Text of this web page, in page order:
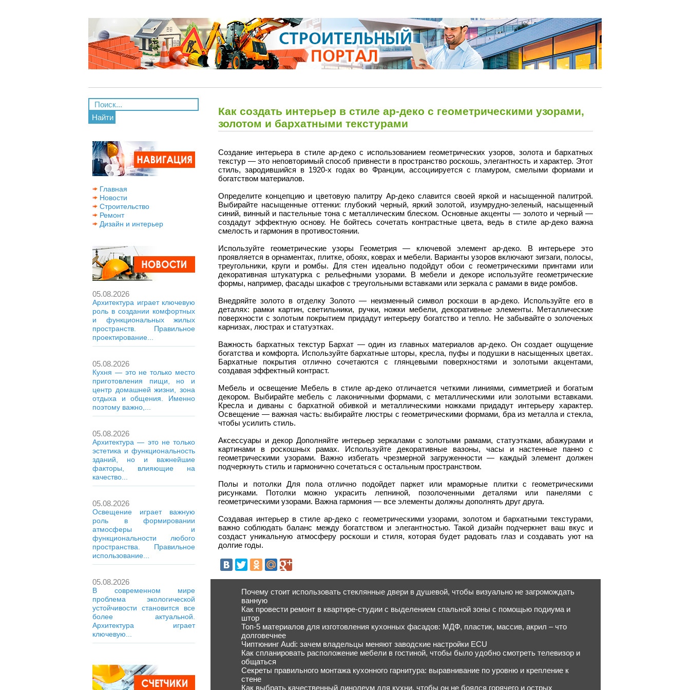
Найти
Главная
Новости
Строительство
Ремонт
Дизайн и интерьер
05.08.2026
Архитектура играет ключевую
роль в создании комфортных
и функциональных жилых
пространств. Правильное
проектирование...
05.08.2026
Кухня — это не только место
приготовления пищи, но и
центр домашней жизни, зона
отдыха и общения. Именно
поэтому важно,...
05.08.2026
Архитектура — это не только
эстетика и функциональность
зданий, но и важнейшие
факторы, влияющие на
качество...
05.08.2026
Освещение играет важную
роль в формировании
атмосферы и
функциональности любого
пространства. Правильное
использование...
05.08.2026
В современном мире
проблема экологической
устойчивости становится все
более актуальной.
Архитектура играет
ключевую...
Как создать интерьер в стиле ар-деко с геометрическими узорами,
золотом и бархатными текстурами
Создание интерьера в стиле ар-деко с использованием геометрических узоров, золота и бархатных
текстур — это неповторимый способ привнести в пространство роскошь, элегантность и характер. Этот
стиль, зародившийся в 1920-х годах во Франции, ассоциируется с гламуром, смелыми формами и
богатством материалов.
Определите концепцию и цветовую палитру Ар-деко славится своей яркой и насыщенной палитрой.
Выбирайте насыщенные оттенки: глубокий черный, яркий золотой, изумрудно-зеленый, насыщенный
синий, винный и пастельные тона с металлическим блеском. Основные акценты — золото и черный —
создадут эффектную основу. Не бойтесь сочетать контрастные цвета, ведь в стиле ар-деко важна
смелость и гармония в противостоянии.
Используйте геометрические узоры Геометрия — ключевой элемент ар-деко. В интерьере это
проявляется в орнаментах, плитке, обоях, коврах и мебели. Варианты узоров включают зигзаги, полосы,
треугольники, круги и ромбы. Для стен идеально подойдут обои с геометрическими принтами или
декоративная штукатурка с рельефными узорами. В мебели и декоре используйте геометрические
формы, например, фасады шкафов с треугольными вставками или зеркала с рамами в виде ромбов.
Внедряйте золото в отделку Золото — неизменный символ роскоши в ар-деко. Используйте его в
деталях: рамки картин, светильники, ручки, ножки мебели, декоративные элементы. Металлические
поверхности с золотым покрытием придадут интерьеру богатство и тепло. Не забывайте о золоченых
карнизах, люстрах и статуэтках.
Важность бархатных текстур Бархат — один из главных материалов ар-деко. Он создает ощущение
богатства и комфорта. Используйте бархатные шторы, кресла, пуфы и подушки в насыщенных цветах.
Бархатные покрытия отлично сочетаются с глянцевыми поверхностями и золотыми акцентами,
создавая эффектный контраст.
Мебель и освещение Мебель в стиле ар-деко отличается четкими линиями, симметрией и богатым
декором. Выбирайте мебель с лаконичными формами, с металлическими или золотыми вставками.
Кресла и диваны с бархатной обивкой и металлическими ножками придадут интерьеру характер.
Освещение — важная часть: выбирайте люстры с геометрическими формами, бра из металла и стекла,
чтобы усилить стиль.
Аксессуары и декор Дополняйте интерьер зеркалами с золотыми рамами, статуэтками, абажурами и
картинами в роскошных рамах. Используйте декоративные вазоны, часы и настенные панно с
геометрическими узорами. Важно избегать чрезмерной загруженности — каждый элемент должен
подчеркнуть стиль и гармонично сочетаться с остальным пространством.
Полы и потолки Для пола отлично подойдет паркет или мраморные плитки с геометрическими
рисунками. Потолки можно украсить лепниной, позолоченными деталями или панелями с
геометрическими узорами. Важна гармония — все элементы должны дополнять друг друга.
Создавая интерьер в стиле ар-деко с геометрическими узорами, золотом и бархатными текстурами,
важно соблюдать баланс между богатством и элегантностью. Такой дизайн подчеркнет ваш вкус и
создаст уникальную атмосферу роскоши и стиля, которая будет радовать глаз и создавать уют на
долгие годы.
Почему стоит использовать стеклянные двери в душевой, чтобы визуально не загромождать
ванную
Как провести ремонт в квартире-студии с выделением спальной зоны с помощью подиума и
штор
Топ-5 материалов для изготовления кухонных фасадов: МДФ, пластик, массив, акрил – что
долговечнее
Чиптюнинг Audi: зачем владельцы меняют заводские настройки ECU
Как спланировать расположение мебели в гостиной, чтобы было удобно смотреть телевизор и
общаться
Секреты правильного монтажа кухонного гарнитура: выравнивание по уровню и крепление к
стене
Как выбрать качественный линолеум для кухни, чтобы он не боялся горячего и острых